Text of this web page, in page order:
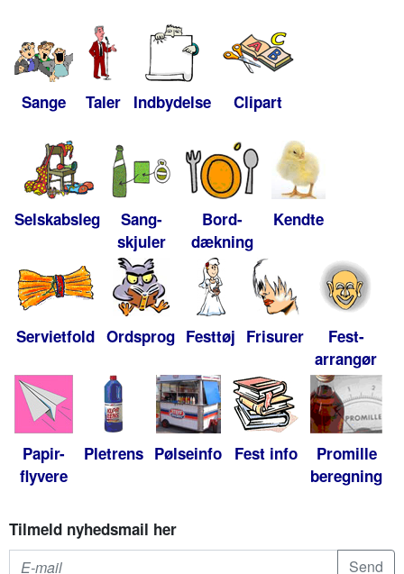
Sange Taler Indbydelse Clipart
Selskabsleg
Sang-
skjuler
Bord-
dækning
Kendte
Servietfold Ordsprog Festtøj Frisurer
Fest-
arrangør
Papir-
flyvere
Pletrens Pølseinfo Fest info
Promille
beregning
Tilmeld nyhedsmail her